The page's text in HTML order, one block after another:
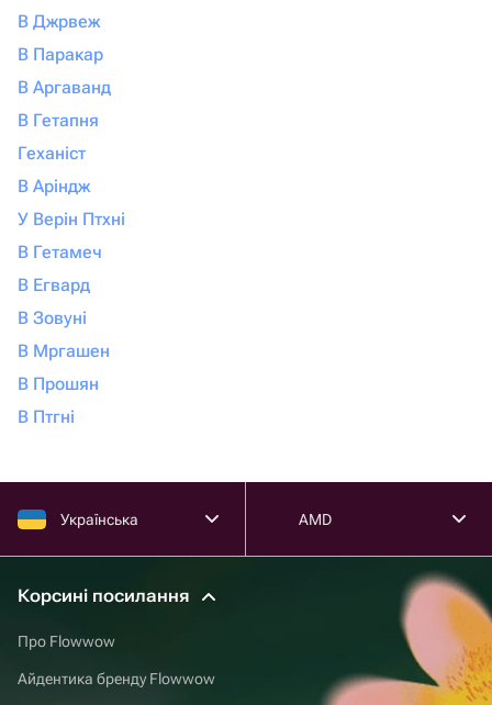
В Джрвеж
В Паракар
В Аргаванд
В Гетапня
Геханіст
В Аріндж
У Верін Птхні
В Гетамеч
В Егвард
В Зовуні
В Мргашен
В Прошян
В Птгні
Українська AMD
Корсині посилання
Про Flowwow
Айдентика бренду Flowwow